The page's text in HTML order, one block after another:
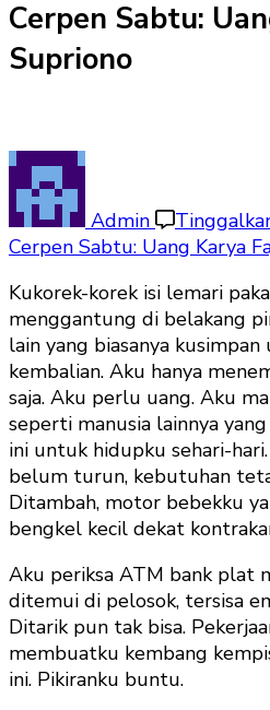
Cerpen Sabtu:
Supriono
Admin
Cerpen Sabtu: Uang Karya
Kukorek-korek isi lemari
menggantung di belakang
lain yang biasanya kusimpan
kembalian. Aku hanya
saja. Aku perlu uang. Aku
seperti manusia lainnya
ini untuk hidupku sehari-
belum turun, kebutuhan
Ditambah, motor bebekku
bengkel kecil dekat
Aku periksa ATM bank plat
ditemui di pelosok, tersisa
Ditarik pun tak bisa.
membuatku kembang
ini. Pikiranku buntu.